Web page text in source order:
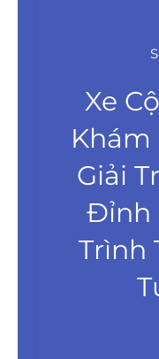
Xe
Khám
Giải
Đỉnh
Trình